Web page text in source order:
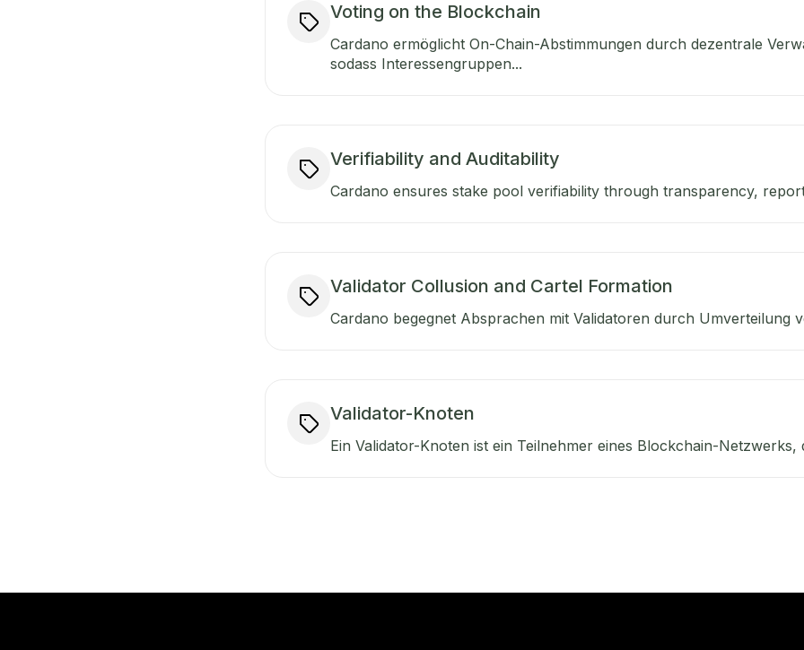
Voting on the Blockchain
Cardano ermöglicht On-Chain-Abstimmungen durch dezentrale
sodass Interessengruppen...
Verifiability and Auditability
Cardano ensures stake pool verifiability through transparency,
Validator Collusion and Cartel Formation
Cardano begegnet Absprachen mit Validatoren durch Umverteilung
Validator-Knoten
Ein Validator-Knoten ist ein Teilnehmer eines Blockchain-Netzwerks,